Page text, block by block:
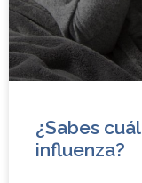
¿Sabes
influenza?